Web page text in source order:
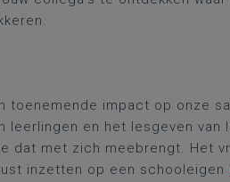
toenemende impact op onze
leerlingen en het lesgeven
dat met zich meebrengt. Het
inzetten op een schooleigen